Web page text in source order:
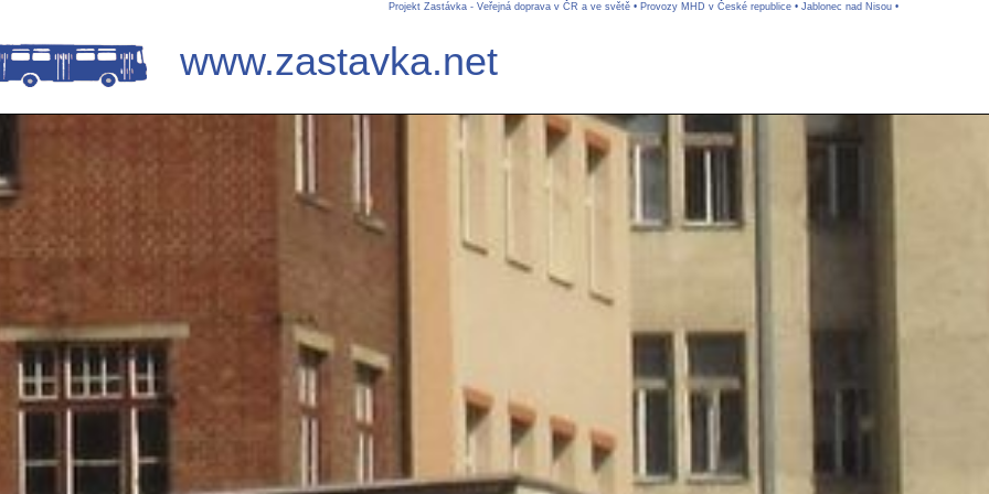
Projekt Zastávka - Veřejná doprava v ČR a ve světě• Provozy MHD v České republice• Jablonec nad Nisou•
www.zastavka.net